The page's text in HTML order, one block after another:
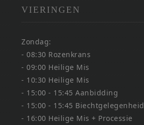
VIERINGEN
Zondag:
- 08:30 Rozenkrans
- 09:00 Heilige Mis
- 10:30 Heilige Mis
- 15:00 - 15:45 Aanbidding
- 15:00 - 15:45 Biechtgelegenheid
- 16:00 Heilige Mis + Processie